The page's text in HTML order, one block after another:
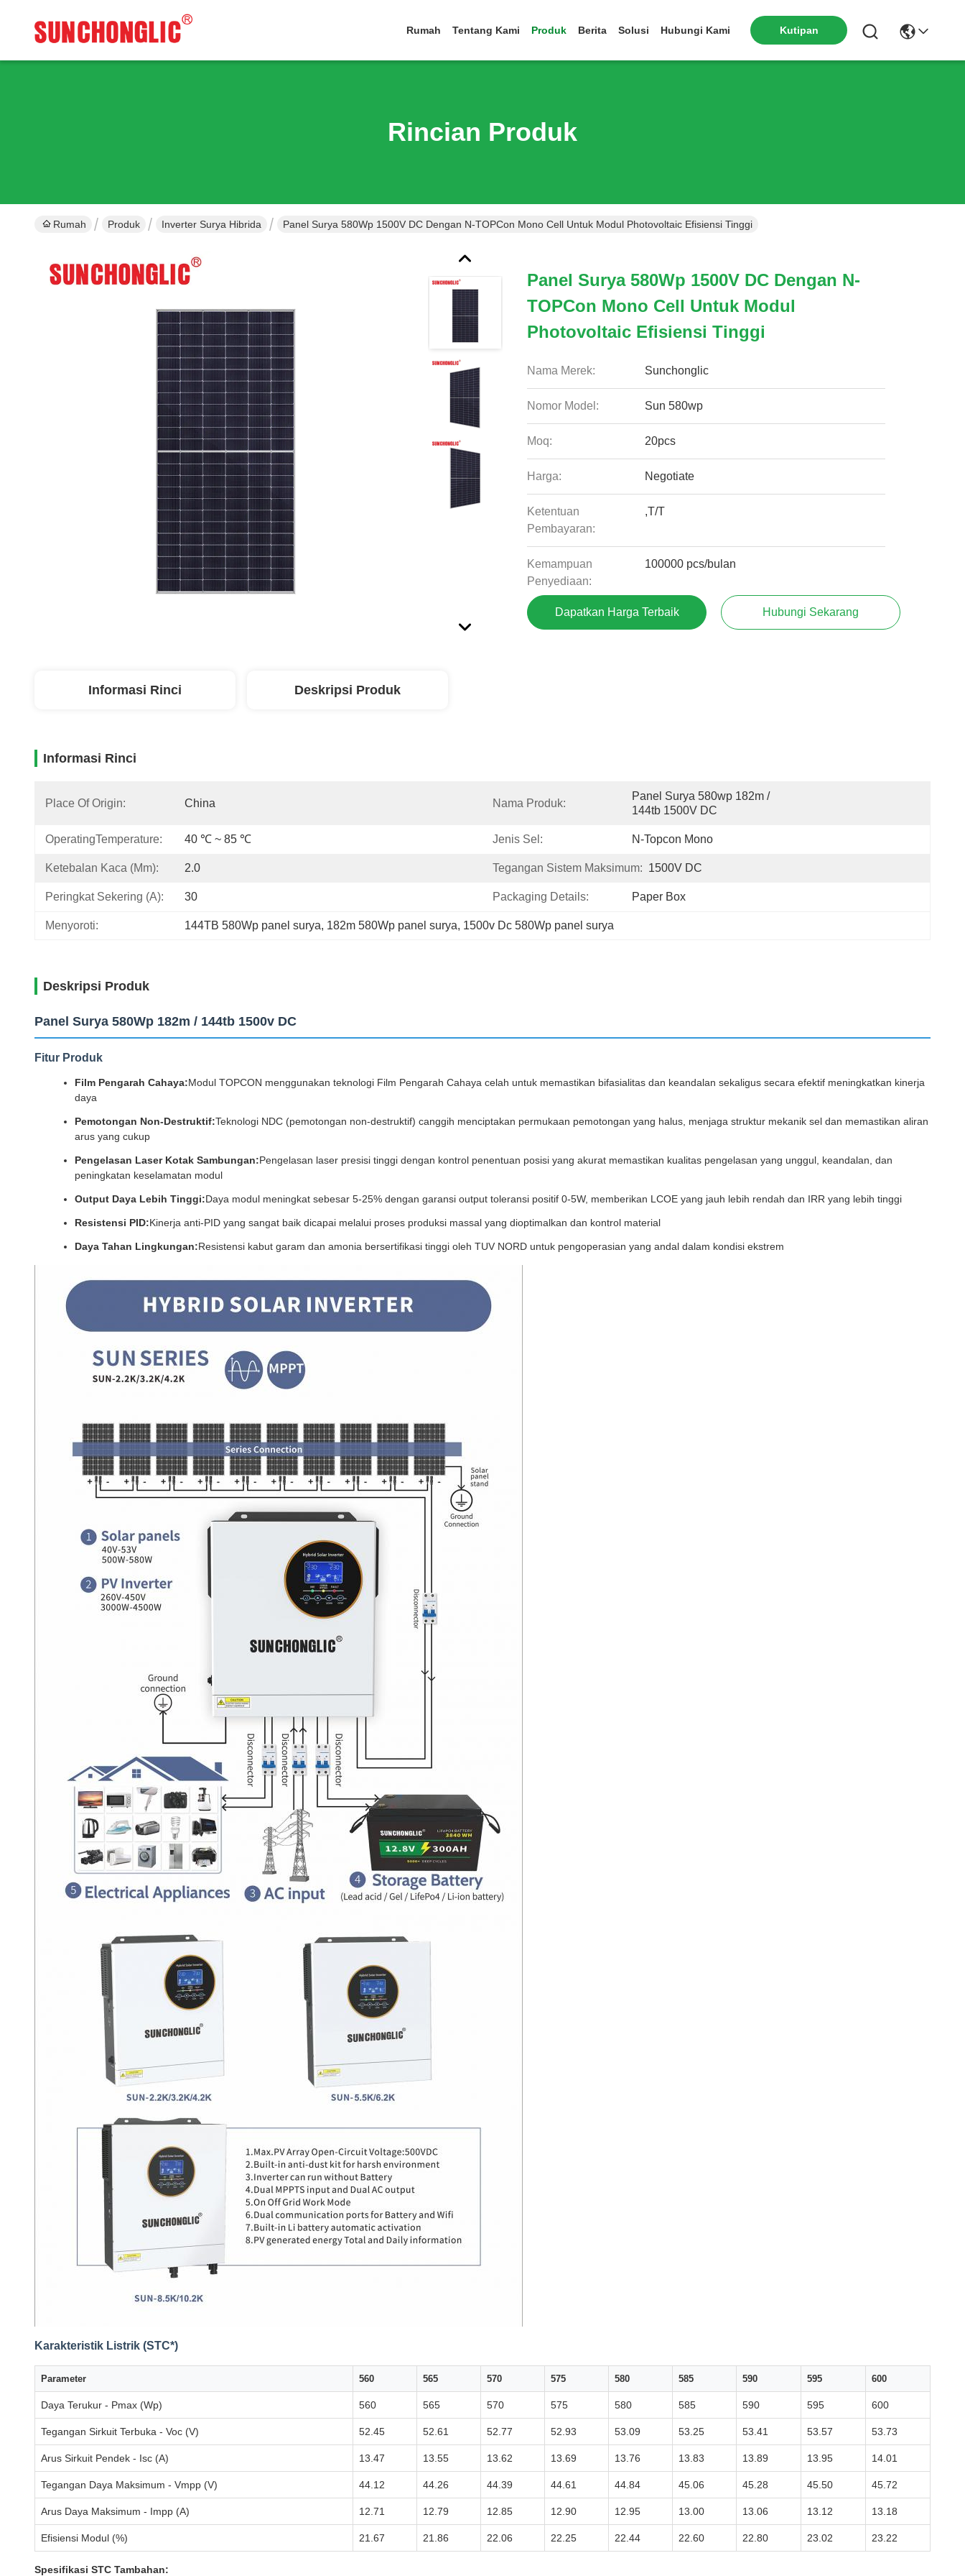
Rumah Tentang Kami Produk Berita Solusi Hubungi Kami Kutipan
Rincian Produk
Rumah Produk Inverter Surya Hibrida Panel Surya 580Wp 1500V DC Dengan N-TOPCon Mono Cell Untuk Modul Photovoltaic Efisiensi Tinggi
Panel Surya 580Wp 1500V DC Dengan N-
TOPCon Mono Cell Untuk Modul
Photovoltaic Efisiensi Tinggi
Nama Merek: Sunchonglic
Nomor Model: Sun 580wp
Moq: 20pcs
Harga: Negotiate
Ketentuan
Pembayaran:
,T/T
Kemampuan
Penyediaan:
100000 pcs/bulan
Dapatkan Harga Terbaik Hubungi Sekarang
Informasi Rinci Deskripsi Produk
Informasi Rinci
Place Of Origin: China Nama Produk:
Panel Surya 580wp 182m /
144tb 1500V DC
OperatingTemperature: 40 ℃ ~ 85 ℃ Jenis Sel: N-Topcon Mono
Ketebalan Kaca (mm): 2.0 Tegangan Sistem Maksimum: 1500V DC
Peringkat Sekering (a): 30 Packaging Details: Paper Box
Menyoroti: 144TB 580Wp panel surya, 182m 580Wp panel surya, 1500v Dc 580Wp panel surya
Deskripsi Produk
Panel Surya 580Wp 182m / 144tb 1500v DC
Fitur Produk
Film Pengarah Cahaya:Modul TOPCON menggunakan teknologi Film Pengarah Cahaya celah untuk memastikan bifasialitas dan keandalan sekaligus secara efektif meningkatkan kinerja
daya
Pemotongan Non-Destruktif:Teknologi NDC (pemotongan non-destruktif) canggih menciptakan permukaan pemotongan yang halus, menjaga struktur mekanik sel dan memastikan aliran
arus yang cukup
Pengelasan Laser Kotak Sambungan:Pengelasan laser presisi tinggi dengan kontrol penentuan posisi yang akurat memastikan kualitas pengelasan yang unggul, keandalan, dan
peningkatan keselamatan modul
Output Daya Lebih Tinggi:Daya modul meningkat sebesar 5-25% dengan garansi output toleransi positif 0-5W, memberikan LCOE yang jauh lebih rendah dan IRR yang lebih tinggi
Resistensi PID:Kinerja anti-PID yang sangat baik dicapai melalui proses produksi massal yang dioptimalkan dan kontrol material
Daya Tahan Lingkungan:Resistensi kabut garam dan amonia bersertifikasi tinggi oleh TUV NORD untuk pengoperasian yang andal dalam kondisi ekstrem
Karakteristik Listrik (STC*)
Parameter 560 565 570 575 580 585 590 595 600
Daya Terukur - Pmax (Wp) 560 565 570 575 580 585 590 595 600
Tegangan Sirkuit Terbuka - Voc (V) 52.45 52.61 52.77 52.93 53.09 53.25 53.41 53.57 53.73
Arus Sirkuit Pendek - Isc (A) 13.47 13.55 13.62 13.69 13.76 13.83 13.89 13.95 14.01
Tegangan Daya Maksimum - Vmpp (V) 44.12 44.26 44.39 44.61 44.84 45.06 45.28 45.50 45.72
Arus Daya Maksimum - Impp (A) 12.71 12.79 12.85 12.90 12.95 13.00 13.06 13.12 13.18
Efisiensi Modul (%) 21.67 21.86 22.06 22.25 22.44 22.60 22.80 23.02 23.22
Spesifikasi STC Tambahan: